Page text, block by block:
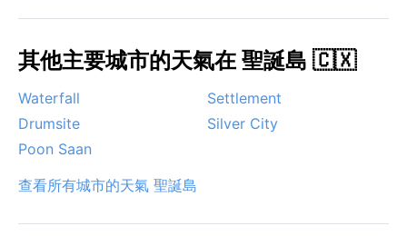
其他主要城市的天氣在 聖誕島 🇨🇽
Waterfall
Settlement
Drumsite
Silver City
Poon Saan
查看所有城市的天氣 聖誕島